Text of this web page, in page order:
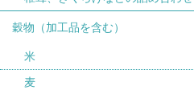
穀物（加工品を含む）
米
麦